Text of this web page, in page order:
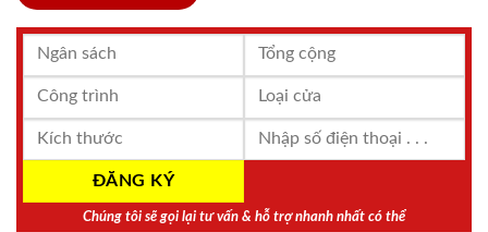
Chúng tôi sẽ gọi lại tư vấn & hỗ trợ nhanh nhất có thể